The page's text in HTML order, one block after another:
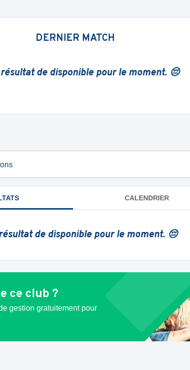
DERNIER MATCH
de disponible pour le moment. 😔
CALENDRIER
de disponible pour le moment. 😔
ce club ?
gestion gratuitement pour